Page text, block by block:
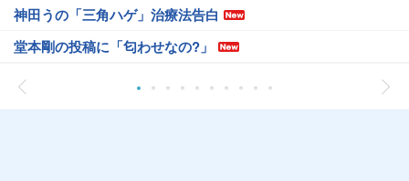
神田うの「三角ハゲ」治療法告白
堂本剛の投稿に「匂わせなの?」